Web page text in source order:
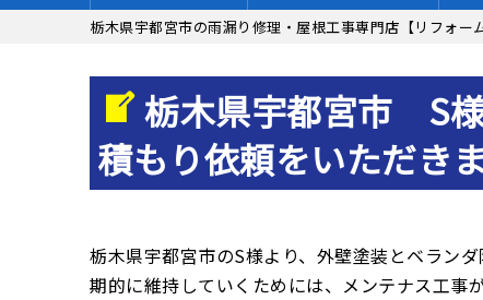
栃木県宇都宮市の雨漏り修理・屋根工事専門店【リフォー
栃木県宇都宮市 S
積もり依頼をいただき
栃木県宇都宮市のS様より、外壁塗装とベラン
期的に維持していくためには、メンテナス工事